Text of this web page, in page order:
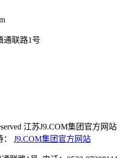
通联路1号
江苏J9.COM集团官方网站
J9.COM集团官方网站